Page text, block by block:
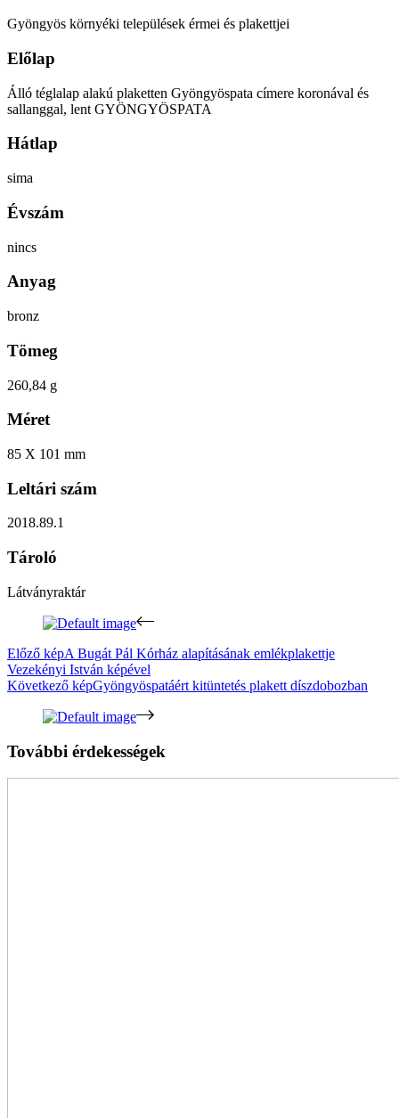
Gyöngyös környéki települések érmei és plakettjei
Előlap
Álló téglalap alakú plaketten Gyöngyöspata címere koronával és
sallanggal, lent GYÖNGYÖSPATA
Hátlap
sima
Évszám
nincs
Anyag
bronz
Tömeg
260,84 g
Méret
85 X 101 mm
Leltári szám
2018.89.1
Tároló
Látványraktár
Előző képA Bugát Pál Kórház alapításának emlékplakettje
Vezekényi István képével
Következő képGyöngyöspatáért kitüntetés plakett díszdobozban
További érdekességek